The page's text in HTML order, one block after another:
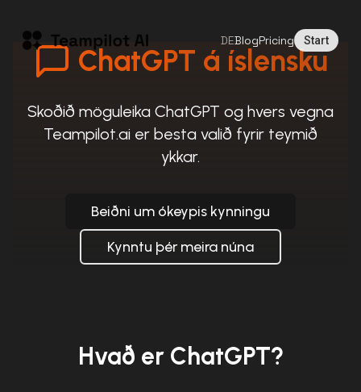
DEBlogPricing Start
ChatGPT á íslensku
Skoðið möguleika ChatGPT og hvers vegna
Teampilot.ai er besta valið fyrir teymið
ykkar.
Beiðni um ókeypis kynningu
Kynntu þér meira núna
Hvað er ChatGPT?